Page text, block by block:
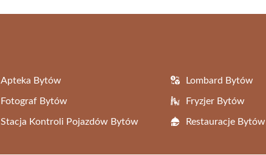
Apteka Bytów Lombard Bytów
Fotograf Bytów Fryzjer Bytów
Stacja Kontroli Pojazdów Bytów Restauracje Bytów